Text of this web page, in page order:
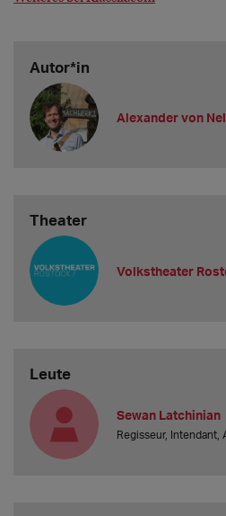
Autor*in
Alexander von
Theater
Volkstheater
Leute
Sewan Latchinian
Regisseur, Intendant,